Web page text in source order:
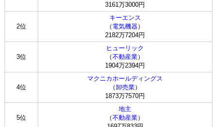
3161万3000円
2位
キーエンス
（ 電気機器）
2182万7204円
3位
ヒューリック
（不動産業）
1904万2394円
4位
マクニカホールディングス
（卸売業）
1873万7570円
5位
地主
（不動産業）